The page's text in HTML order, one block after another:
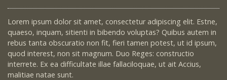
Lorem ipsum dolor sit amet, consectetur adipiscing elit. Estne,
quaeso, inquam, sitienti in bibendo voluptas? Quibus autem in
rebus tanta obscuratio non fit, fieri tamen potest, ut id ipsum,
quod interest, non sit magnum. Duo Reges: constructio
interrete. Ex ea difficultate illae fallaciloquae, ut ait Accius,
malitiae natae sunt.